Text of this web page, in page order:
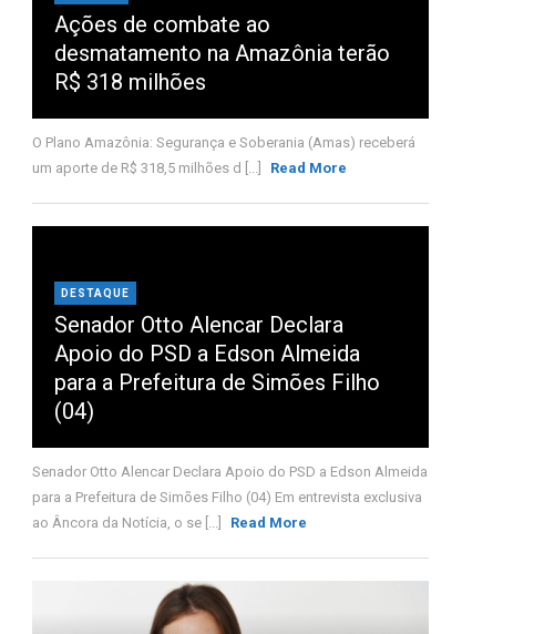
Ações de combate ao
desmatamento na Amazônia terão
R$ 318 milhões
O Plano Amazônia: Segurança e Soberania (Amas) receberá
um aporte de R$ 318,5 milhões d [...]
Read More
DESTAQUE
Senador Otto Alencar Declara
Apoio do PSD a Edson Almeida
para a Prefeitura de Simões Filho
(04)
Senador Otto Alencar Declara Apoio do PSD a Edson Almeida
para a Prefeitura de Simões Filho (04) Em entrevista exclusiva
ao Âncora da Notícia, o se [...]
Read More